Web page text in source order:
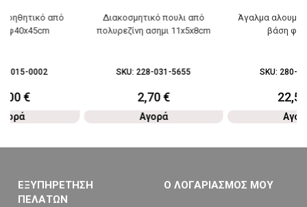
βοηθητικό από
φ40x45cm
015-0002
€
Διακοσμητικό πουλι από
πολυρεζίνη ασημι 11x5x8cm
SKU: 228-031-5655
2,70€
Αγορά
Άγαλμα
βάση
SKU: 280-
ΕΞΥΠΗΡΕΤΗΣΗ
ΠΕΛΑΤΩΝ
Ο ΛΟΓΑΡΙΑΣΜΟΣ ΜΟΥ